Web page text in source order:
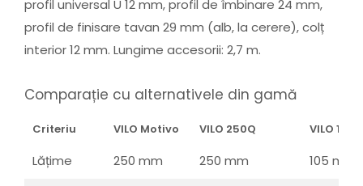
profil universal U 12 mm, profil de îmbinare 24 mm,
profil de finisare tavan 29 mm (alb, la cerere), colț
interior 12 mm. Lungime accesorii: 2,7 m.
Comparație cu alternativele din gamă
Criteriu VILO Motivo VILO 250Q VILO 105
Lățime 250 mm 250 mm 105 mm